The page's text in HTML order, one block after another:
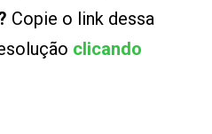
Copie o link dessa
clicando